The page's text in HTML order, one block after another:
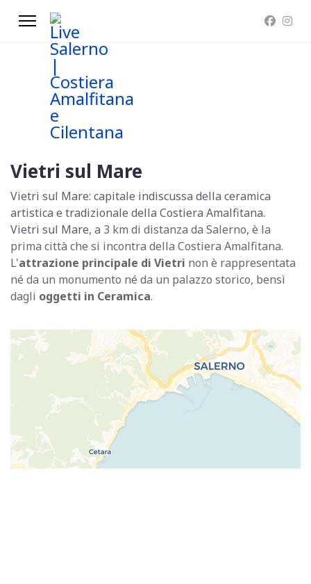
Vietri sul Mare
Vietri sul Mare: capitale indiscussa della ceramica
artistica e tradizionale della Costiera Amalfitana.
Vietri sul Mare, a 3 km di distanza da Salerno, è la
prima città che si incontra della Costiera Amalfitana.
L'attrazione principale di Vietri non è rappresentata
né da un monumento né da un palazzo storico, bensì
dagli oggetti in Ceramica.